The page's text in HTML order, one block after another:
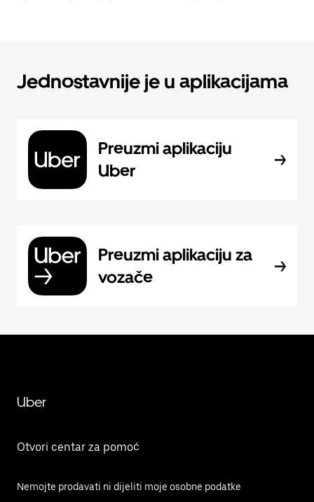
Jednostavnije je u aplikacijama
Preuzmi aplikaciju
Uber
Preuzmi aplikaciju za
vozače
Uber
Otvori centar za pomoć
Nemojte prodavati ni dijeliti moje osobne podatke